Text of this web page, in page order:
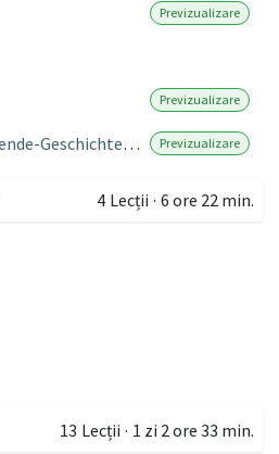
Previzualizare
Previzualizare
Die-Erzvater-Spannende-Geschichten-aus-der-Bibel-fur-Kinder Previzualizare
4 Lecții · 6 ore 22 min.
13 Lecții · 1 zi 2 ore 33 min.